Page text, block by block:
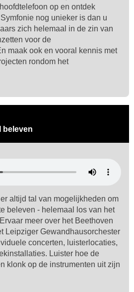
op en ontdek
nog unieker is dan u
zich helemaal in de zin van
voor de
maak ook en vooral kennis met
rondom het
beleven
altijd tal van mogelijkheden om
beleven - helemaal los van het
meer over het Beethoven
Leipziger Gewandhausorchester
concerten, luisterlocaties,
Luister hoe de
klonk op de instrumenten uit zijn